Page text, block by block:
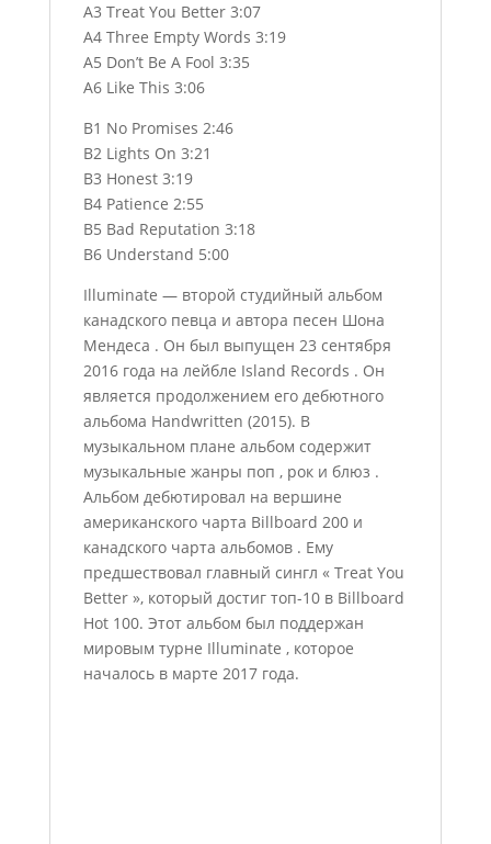
A3 Treat You Better 3:07
A4 Three Empty Words 3:19
A5 Don’t Be A Fool 3:35
A6 Like This 3:06
B1 No Promises 2:46
B2 Lights On 3:21
B3 Honest 3:19
B4 Patience 2:55
B5 Bad Reputation 3:18
B6 Understand 5:00
Illuminate — второй студийный альбом
канадского певца и автора песен Шона
Мендеса . Он был выпущен 23 сентября
2016 года на лейбле Island Records . Он
является продолжением его дебютного
альбома Handwritten (2015). В
музыкальном плане альбом содержит
музыкальные жанры поп , рок и блюз .
Альбом дебютировал на вершине
американского чарта Billboard 200 и
канадского чарта альбомов . Ему
предшествовал главный сингл « Treat You
Better », который достиг топ-10 в Billboard
Hot 100. Этот альбом был поддержан
мировым турне Illuminate , которое
началось в марте 2017 года.